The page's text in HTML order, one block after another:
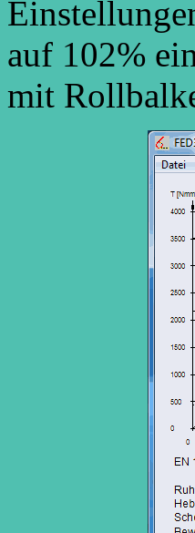
auf 102%
mit